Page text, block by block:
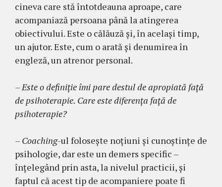
cineva care stă întotdeauna aproape, care
acompaniază persoana până la atingerea
obiectivului. Este o călăuză și, în același timp,
un ajutor. Este, cum o arată şi denumirea în
engleză, un atrenor personal.
– Este o definiţie îmi pare destul de apropiată faţă
de psihoterapie. Care este diferenţa faţă de
psihoterapie?
– Coaching-ul folosește noțiuni și cunoștințe de
psihologie, dar este un demers specific –
înțelegând prin asta, la nivelul practicii, și
faptul că acest tip de acompaniere poate fi